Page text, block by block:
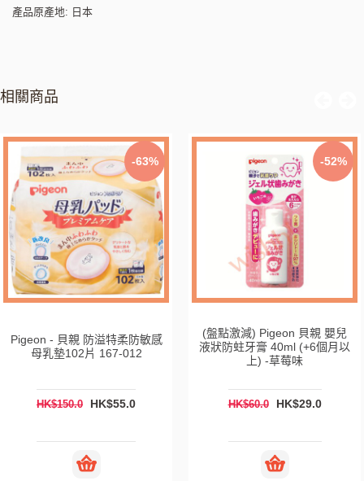
產品原產地: 日本
相關商品
-52%
嬰兒
個月以
(盤點激減) Pigeon 貝親 嬰兒
液狀防蛀牙膏 40ml (+6個月以
上) - 葡萄味
HK$60.0
Pigeon 星星
HK$95.0